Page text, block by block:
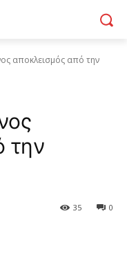
αποκλεισμός από την
την
0
35